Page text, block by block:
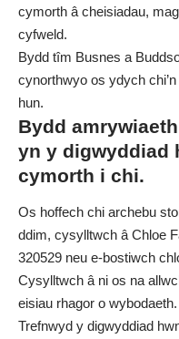
cymorth â cheisiadau,
cyfweld.
Bydd tîm Busnes a
cynorthwyo os ydych
hun.
Bydd
yn y digwyddiad
cymorth i chi.
Os hoffech chi archebu
ddim, cysylltwch â Chloe
320529 neu e-bostiwch
Cysylltwch â ni os na
eisiau rhagor o wybodaeth.
Trefnwyd y digwyddiad